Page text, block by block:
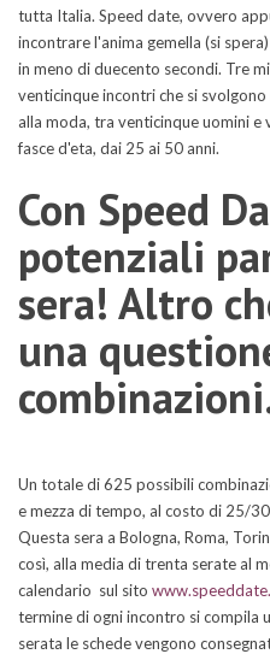
tutta Italia. Speed date, ovvero
incontrare l'anima gemella (si
in meno di duecento secondi. Tre
venticinque incontri che si
alla moda, tra venticinque uomini
fasce d'eta, dai 25 ai 50 anni.
Con Speed
potenziali
sera! Altro
una
Un totale di 625 possibili
e mezza di tempo, al costo di 25/
Questa sera a Bologna, Roma,
così, alla media di trenta serate al
calendario sul sito
termine di ogni incontro si compila
serata le schede vengono